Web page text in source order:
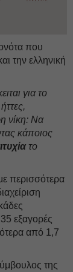
που
την ελληνική
για το
νίκη: Να
κάποιος
το
περισσότερα
εξαγορές
από 1,7
της